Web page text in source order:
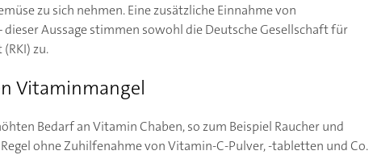
zu sich nehmen. Eine zusätzliche Einnahme von
Aussage stimmen sowohl die Deutsche Gesellschaft für
zu.
Vitaminmangel
Bedarf an Vitamin Chaben, so zum Beispiel Raucher und
ohne Zuhilfenahme von Vitamin-C-Pulver, -tabletten und Co.